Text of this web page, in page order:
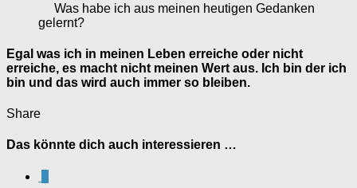
Was habe ich aus meinen heutigen Gedanken
gelernt?
Egal was ich in meinen Leben erreiche oder nicht
erreiche, es macht nicht meinen Wert aus. Ich bin der ich
bin und das wird auch immer so bleiben.
Share
Das könnte dich auch interessieren …